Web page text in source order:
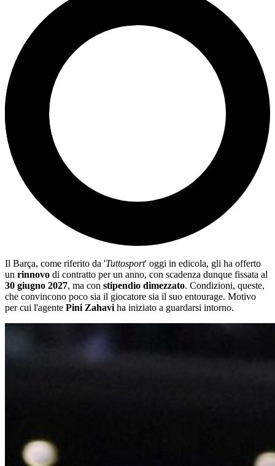
Il Barça, come riferito da 'Tuttosport' oggi in edicola, gli ha offerto
un rinnovo di contratto per un anno, con scadenza dunque fissata al
30 giugno 2027, ma con stipendio dimezzato. Condizioni, queste,
che convincono poco sia il giocatore sia il suo entourage. Motivo
per cui l'agente Pini Zahavi ha iniziato a guardarsi intorno.